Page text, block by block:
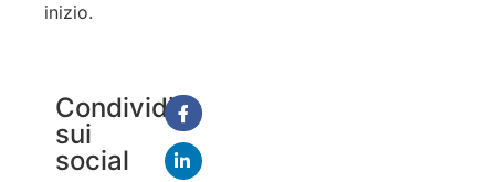
inizio.
Condividi
sui
social